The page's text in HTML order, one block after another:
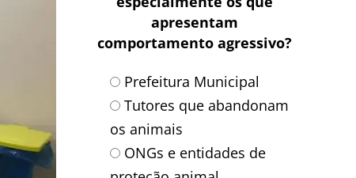
apresentam
comportamento agressivo?
Prefeitura Municipal
Tutores que abandonam
os animais
ONGs e entidades de